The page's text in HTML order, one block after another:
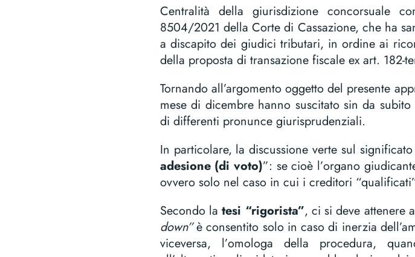
Centralità della giurisdizione concorsuale
8504/2021 della Corte di Cassazione, che ha
a discapito dei giudici tributari, in ordine ai
della proposta di transazione fiscale ex art. 182-
Tornando all’argomento oggetto del presente
mese di dicembre hanno suscitato sin da
di differenti pronunce giurisprudenziali.
In particolare, la discussione verte sul
adesione (di voto)”: se cioè l’organo
ovvero solo nel caso in cui i creditori
Secondo latesi “rigorista”, ci si deve attenere
down”è consentito solo in caso di inerzia
viceversa, l’omologa della procedura,